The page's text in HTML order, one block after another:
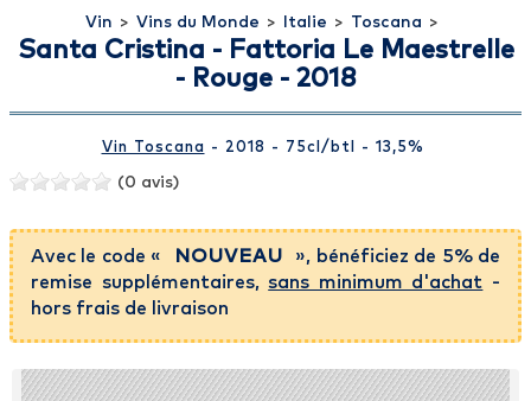
Vin > Vins du Monde > Italie > Toscana >
Santa Cristina - Fattoria Le Maestrelle
- Rouge - 2018
Vin Toscana - 2018 - 75cl /btl - 13,5%
(0 avis)
Avec le code « NOUVEAU
», bénéficiez de 5% de
remise supplémentaires,sans minimum d'achat -
hors frais de livraison